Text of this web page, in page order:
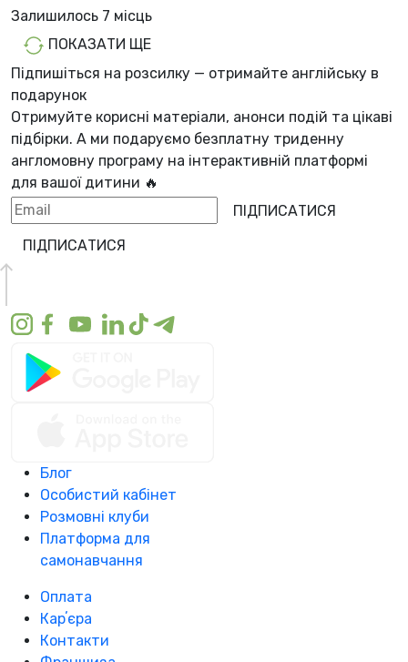
Залишилось 7 місць
ПОКАЗАТИ ЩЕ
Підпишіться на розсилку — отримайте англійську в
подарунок
Отримуйте корисні матеріали, анонси подій та цікаві
підбірки. А ми подаруємо безплатну триденну
англомовну програму на інтерактивній платформі
для вашої дитини 🔥
ПІДПИСАТИСЯ
ПІДПИСАТИСЯ
Блог
Особистий кабінет
Розмовні клуби
Платформа для
самонавчання
Оплата
Карʼєра
Контакти